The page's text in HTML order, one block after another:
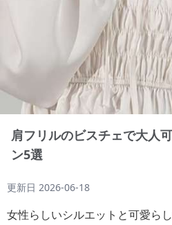
肩フリルのビスチェで大人
ン5選
更新日 2026-06-18
女性らしいシルエットと可愛ら